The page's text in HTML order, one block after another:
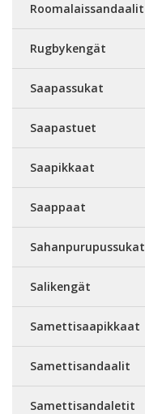
Roomalaissandaalit
Rugbykengät
Saapassukat
Saapastuet
Saapikkaat
Saappaat
Sahanpurupussukat
Salikengät
Samettisaapikkaat
Samettisandaalit
Samettisandaletit